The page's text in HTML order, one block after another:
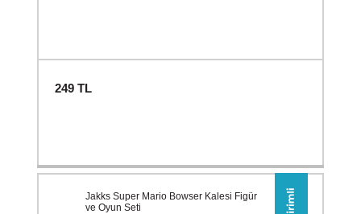
249 TL
Jakks Super Mario Bowser Kalesi Figür
ve Oyun Seti